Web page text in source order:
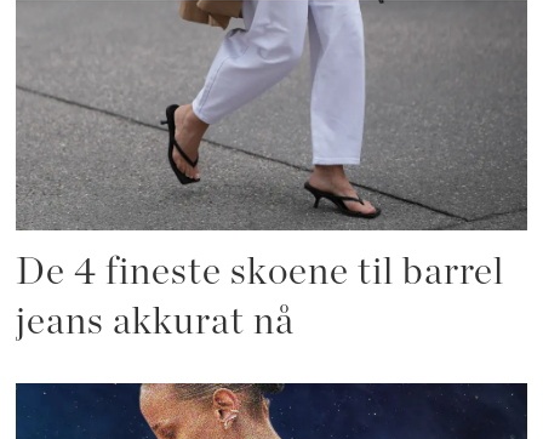
De 4 fineste skoene til barrel
jeans akkurat nå